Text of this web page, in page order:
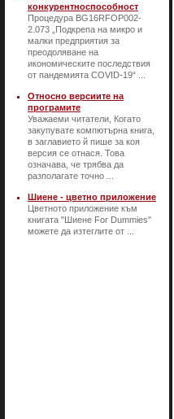
конкурентноспособност
Процедура BG16RFOP002-
2.073 „Подкрепа на микро и
малки предприятия за
преодоляване на
икономическите последствия
от пандемията COVID-19“ ...
Относно версиите на
програмите
Уважаеми читатели, Когато
закупувате компютърна книга,
в заглавието й пише за коя
версия се отнася. Това
означава, че трябва да
разполагате точно ...
Шиене - цветно приложение
Цветното приложение към
книгата "Шиене For Dummies"
можете да изтеглите от ...